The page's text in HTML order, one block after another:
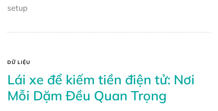
setup
DỮ LIỆU
Lái xe để kiếm tiền điện tử: Nơi
Mỗi Dặm Đều Quan Trọng